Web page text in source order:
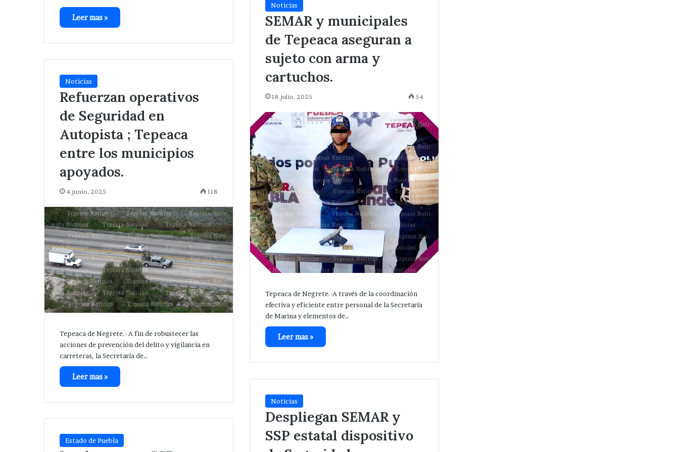
Leer mas »
Noticias
SEMAR y municipales
de Tepeaca aseguran a
sujeto con arma y
cartuchos.
18 julio, 2025 54
Tepeaca de Negrete.-A través de la coordinación
efectiva y eficiente entre personal de la Secretaría
de Marina y elementos de…
Leer mas »
Noticias
Refuerzan operativos
de Seguridad en
Autopista ; Tepeaca
entre los municipios
apoyados.
4 junio, 2025 118
Tepeaca de Negrete.- A fin de robustecer las
acciones de prevención del delito y vigilancia en
carreteras, la Secretaría de…
Leer mas »
Noticias
Despliegan SEMAR y
SSP estatal dispositivo
Estado de Puebla